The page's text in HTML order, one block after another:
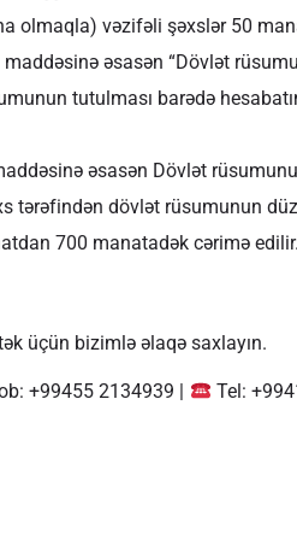
olmaqla) vəzifəli şəxslər 50
əsasən “Dövlət
tutulması barədə
əsasən Dövlət
tərəfindən dövlət rüsumunun
700 manatadək cərimə edilir.
üçün bizimlə əlaqə saxlayın.
+99455 2134939 | Tel: